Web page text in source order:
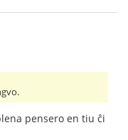
pensero en tiu ĉi